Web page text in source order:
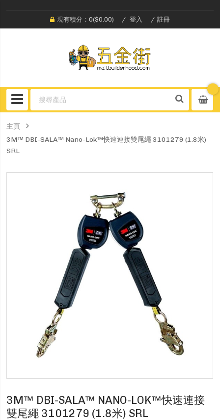
現有積分：0($0.00) 登入 註冊
主頁
3M™ DBI-SALA™ Nano-Lok™快速連接雙尾繩 3101279 (1.8米)
SRL
3M™ DBI-SALA™ NANO-LOK™快速連接
雙尾繩 3101279 (1.8米) SRL